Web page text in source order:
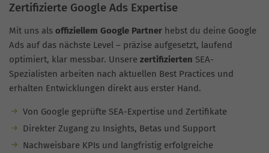
Zertifizierte Google Ads Expertise
Mit uns als offiziellem Google Partner hebst du deine Google
Ads auf das nächste Level – präzise aufgesetzt, laufend
optimiert, klar messbar. Unsere zertifizierten SEA-
Spezialisten arbeiten nach aktuellen Best Practices und
erhalten Entwicklungen direkt aus erster Hand.
Von Google geprüfte SEA-Expertise und Zertifikate
Direkter Zugang zu Insights, Betas und Support
Nachweisbare KPIs und langfristig erfolgreiche